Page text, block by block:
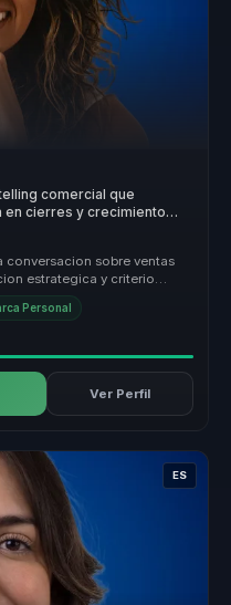
comercial que
cierres y crecimiento
conversacion sobre ventas
estrategica y criterio
Personal
Ver Perfil
ES